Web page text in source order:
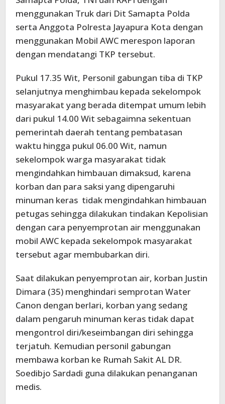
menggunakan Truk dari Dit Samapta Polda
serta Anggota Polresta Jayapura Kota dengan
menggunakan Mobil AWC merespon laporan
dengan mendatangi TKP tersebut.
Pukul 17.35 Wit, Personil gabungan tiba di TKP
selanjutnya menghimbau kepada sekelompok
masyarakat yang berada ditempat umum lebih
dari pukul 14.00 Wit sebagaimna sekentuan
pemerintah daerah tentang pembatasan
waktu hingga pukul 06.00 Wit, namun
sekelompok warga masyarakat tidak
mengindahkan himbauan dimaksud, karena
korban dan para saksi yang dipengaruhi
minuman keras tidak mengindahkan himbauan
petugas sehingga dilakukan tindakan Kepolisian
dengan cara penyemprotan air menggunakan
mobil AWC kepada sekelompok masyarakat
tersebut agar membubarkan diri.
Saat dilakukan penyemprotan air, korban Justin
Dimara (35) menghindari semprotan Water
Canon dengan berlari, korban yang sedang
dalam pengaruh minuman keras tidak dapat
mengontrol diri/keseimbangan diri sehingga
terjatuh. Kemudian personil gabungan
membawa korban ke Rumah Sakit AL DR.
Soedibjo Sardadi guna dilakukan penanganan
medis.